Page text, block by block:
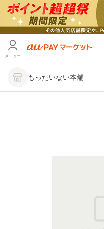
メニュー
もったいない本舗